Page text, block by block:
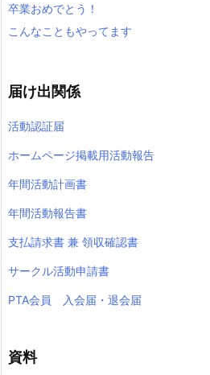
卒業おめでとう！
こんなこともやってます
届け出関係
活動認証届
ホームページ掲載用活動報告
年間活動計画書
年間活動報告書
支払請求書 兼 領収確認書
サークル活動申請書
PTA会員 入会届・退会届
資料